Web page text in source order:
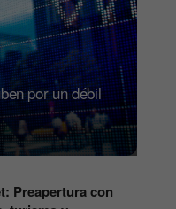
por un débil
Preapertura con